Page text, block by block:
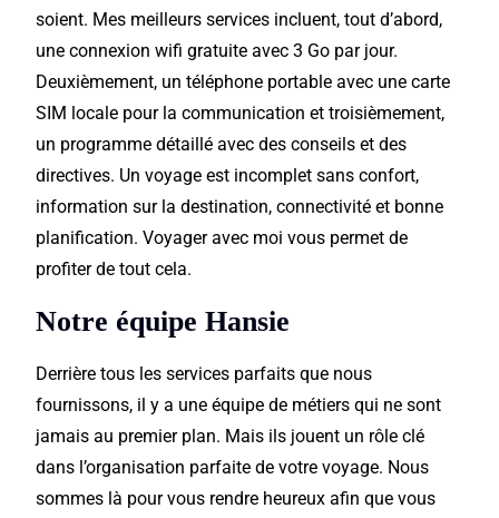
soient. Mes meilleurs services incluent, tout d’abord,
une connexion wifi gratuite avec 3 Go par jour.
Deuxièmement, un téléphone portable avec une carte
SIM locale pour la communication et troisièmement,
un programme détaillé avec des conseils et des
directives. Un voyage est incomplet sans confort,
information sur la destination, connectivité et bonne
planification. Voyager avec moi vous permet de
profiter de tout cela.
Notre équipe Hansie
Derrière tous les services parfaits que nous
fournissons, il y a une équipe de métiers qui ne sont
jamais au premier plan. Mais ils jouent un rôle clé
dans l’organisation parfaite de votre voyage. Nous
sommes là pour vous rendre heureux afin que vous